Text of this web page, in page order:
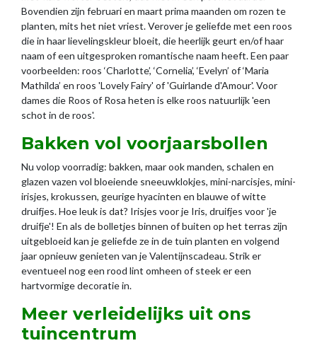
Bovendien zijn februari en maart prima maanden om rozen te
planten, mits het niet vriest. Verover je geliefde met een roos
die in haar lievelingskleur bloeit, die heerlijk geurt en/of haar
naam of een uitgesproken romantische naam heeft. Een paar
voorbeelden: roos ‘Charlotte’, ‘Cornelia’, ‘Evelyn’ of ‘Maria
Mathilda’ en roos 'Lovely Fairy' of 'Guirlande d'Amour'. Voor
dames die Roos of Rosa heten is elke roos natuurlijk 'een
schot in de roos'.
Bakken vol voorjaarsbollen
Nu volop voorradig: bakken, maar ook manden, schalen en
glazen vazen vol bloeiende sneeuwklokjes, mini-narcisjes, mini-
irisjes, krokussen, geurige hyacinten en blauwe of witte
druifjes. Hoe leuk is dat? Irisjes voor je Iris, druifjes voor 'je
druifje'! En als de bolletjes binnen of buiten op het terras zijn
uitgebloeid kan je geliefde ze in de tuin planten en volgend
jaar opnieuw genieten van je Valentijnscadeau. Strik er
eventueel nog een rood lint omheen of steek er een
hartvormige decoratie in.
Meer verleidelijks uit ons
tuincentrum